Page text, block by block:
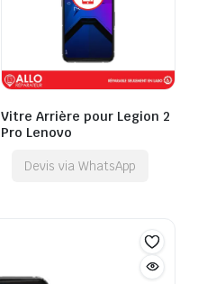
Vitre Arrière pour Legion 2
Pro Lenovo
Devis via WhatsApp